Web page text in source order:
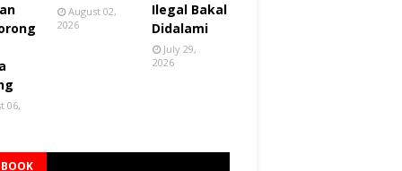
06,
August 02,
2026
Ilegal Bakal
Didalami
July 29,
2026